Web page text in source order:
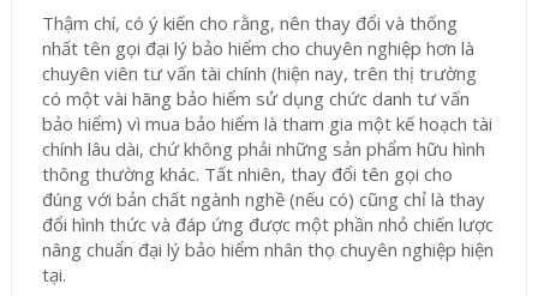
Thậm chí, có ý kiến cho rằng, nên thay đổi và thống
nhất tên gọi đại lý bảo hiểm cho chuyên nghiệp hơn là
chuyên viên tư vấn tài chính (hiện nay, trên thị trường
có một vài hãng bảo hiểm sử dụng chức danh tư vấn
bảo hiểm) vì mua bảo hiểm là tham gia một kế hoạch tài
chính lâu dài, chứ không phải những sản phẩm hữu hình
thông thường khác. Tất nhiên, thay đổi tên gọi cho
đúng với bản chất ngành nghề (nếu có) cũng chỉ là thay
đổi hình thức và đáp ứng được một phần nhỏ chiến lược
nâng chuẩn đại lý bảo hiểm nhân thọ chuyên nghiệp hiện
tại.